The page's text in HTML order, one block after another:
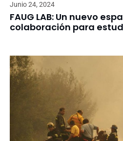
Junio 24, 2024
FAUG LAB: Un nuevo
colaboración para